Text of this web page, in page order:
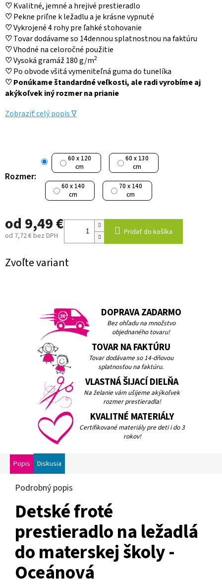
♡Kvalitné, jemné a hrejivé prestieradlo
♡Pekne priľne k ležadlu a je krásne vypnuté
♡Vykrojené 4 rohy pre ľahké stohovanie
♡Tovar dodávame so 14dennou splatnostnou na faktúru
♡Vhodné na celoročné použitie
♡Vysoká gramáž 180 g/m2
♡Po obvode všitá vymeniteľná guma do tunelíka
♡Ponúkame štandardné veľkosti, ale radi vyrobíme aj
akýkoľvek iný rozmer na prianie
Zobraziť celý popis ∇
Rozmer:
60 x 120
cm
60 x 130
cm
60 x 140
cm
70 x 140
cm
od 9,49 €
od 7,72 €bez DPH
cena:
Pridať do košíka
Zvoľte variant
DOPRAVA ZADARMO
Bez ohľadu na množstvo
objednaného tovaru!
TOVAR NA FAKTÚRU
Tovar dodávame so 14-dňovou
splatnosťou na faktúru.
VLASTNÁ ŠIJACÍ DIELŇA
Na želanie vám ušijeme akýkoľvek
rozmer prestieradla!
KVALITNÉ MATERIÁLY
Certifikované materiály pre deti i do 3
rokov!
Popis Diskusia
Podrobný popis
Detské froté
prestieradlo na ležadlá
do materskej školy -
Oceánová